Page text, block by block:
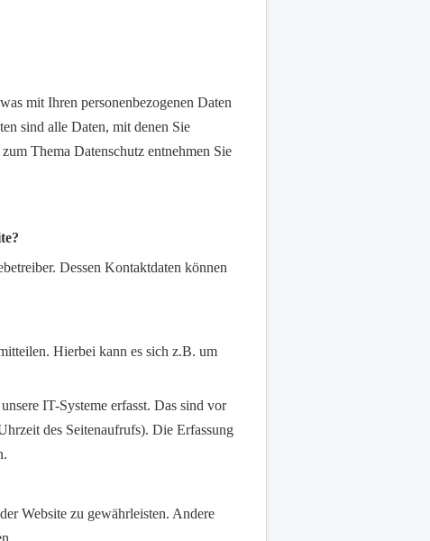
mit Ihren personenbezogenen Daten
sind alle Daten, mit denen Sie
Thema Datenschutz entnehmen Sie
Dessen Kontaktdaten können
Hierbei kann es sich z.B. um
IT-Systeme erfasst. Das sind vor
des Seitenaufrufs). Die Erfassung
Website zu gewährleisten. Andere